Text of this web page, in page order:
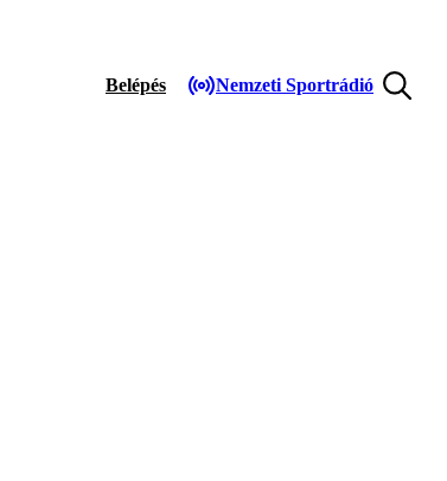
Belépés Nemzeti Sportrádió